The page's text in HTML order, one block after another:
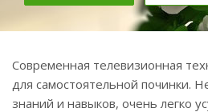
Современная телевизионная
для самостоятельной починки.
знаний и навыков, очень легко